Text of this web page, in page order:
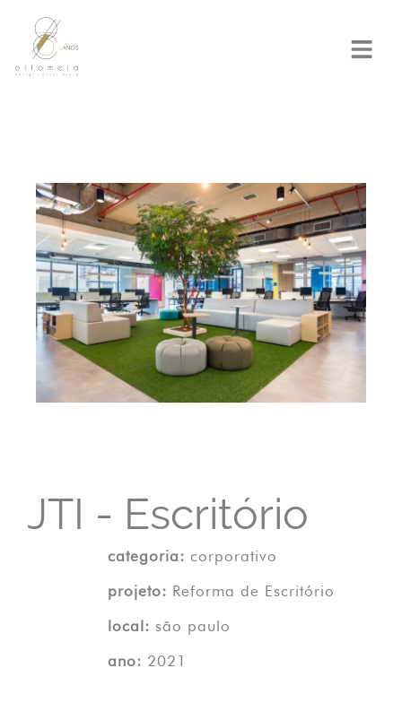
JTI - Escritório
categoria: corporativo
projeto: Reforma de Escritório
local: são paulo
ano: 2021